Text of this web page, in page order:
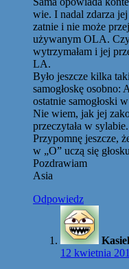
wie. I nadal zdarza
zatnie i nie może
używanym OLA.
wytrzymałam i jej
LA.
Było jeszcze kilka
samogłoskę
ostatnie samogłoski
Nie wiem, jak jej
przeczytała w sylabie.
Przypomnę jeszcze,
w „O” uczą się
Pozdrawiam
Asia
Odpowiedz
12 kwietnia